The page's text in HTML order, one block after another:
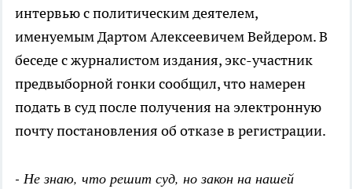
интервью с политическим деятелем,
именуемым Дартом Алексеевичем Вейдером. В
беседе с журналистом издания, экс-участник
предвыборной гонки сообщил, что намерен
подать в суд после получения на электронную
почту постановления об отказе в регистрации.
- Не знаю, что решит суд, но закон на нашей